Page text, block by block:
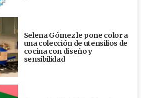
Selena Gómez le pone color a
una colección de utensilios de
cocina con diseño y
sensibilidad